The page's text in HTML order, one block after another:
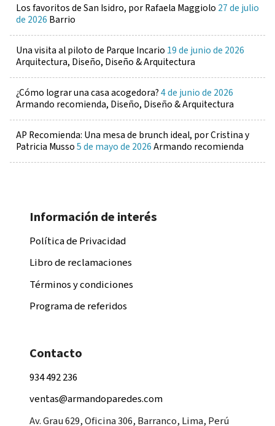
Los favoritos de San Isidro, por Rafaela Maggiolo 27 de julio
de 2026 Barrio
Una visita al piloto de Parque Incario 19 de junio de 2026
Arquitectura, Diseño, Diseño & Arquitectura
¿Cómo lograr una casa acogedora?4 de junio de 2026
Armando recomienda, Diseño, Diseño & Arquitectura
AP Recomienda: Una mesa de brunch ideal, por Cristina y
Patricia Musso5 de mayo de 2026Armando recomienda
Información de interés
Política de Privacidad
Libro de reclamaciones
Términos y condiciones
Programa de referidos
Contacto
934 492 236
ventas@armandoparedes.com
Av. Grau 629, Oficina 306, Barranco, Lima, Perú